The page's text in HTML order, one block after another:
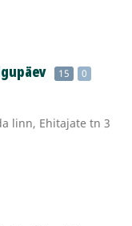
15 0
linn, Ehitajate tn 3